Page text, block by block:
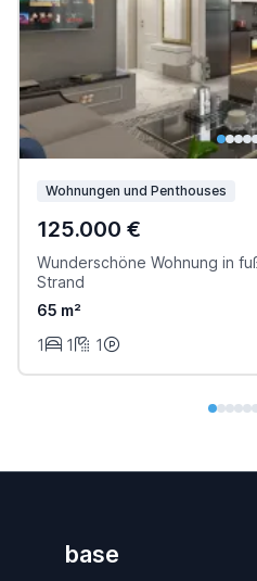
Wohnungen und Penthouses
125.000 €
Wunderschöne Wohnung in
Strand
65 m²
1
1 1
base